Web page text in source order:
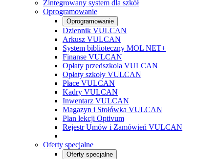
Zintegrowany system dla szkół
Oprogramowanie
Oprogramowanie
Dziennik VULCAN
Arkusz VULCAN
System biblioteczny MOL NET+
Finanse VULCAN
Opłaty przedszkola VULCAN
Opłaty szkoły VULCAN
Płace VULCAN
Kadry VULCAN
Inwentarz VULCAN
Magazyn i Stołówka VULCAN
Plan lekcji Optivum
Rejestr Umów i Zamówień VULCAN
Oferty specjalne
Oferty specjalne